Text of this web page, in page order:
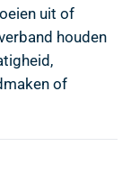
uit of
houden
of